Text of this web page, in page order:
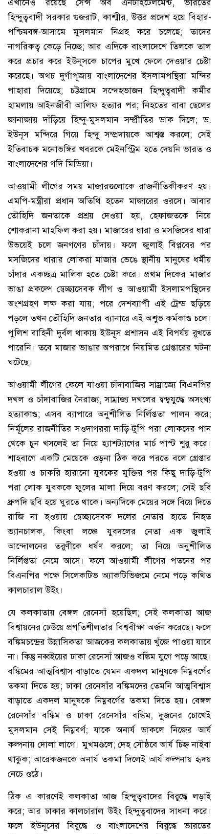
এখানেও রয়েছে সেন্স অব এনটাইটেলমেন্ট, ভারতের
হিন্দুত্ববাদী সরকার গুজরাট, কাশ্মীর, উত্তর প্রদেশ হয়ে বিহার-
পশ্চিমবঙ্গ-আসামে মুসলমান নিগ্রহ করে চলেছে; তাদের
নাগরিকত্ব কেড়ে নিচ্ছে; আর এদিকে বাংলাদেশে তিলকে তাল
করে প্রচার করে ইউনূসকে চাপের মুখে ফেলে দেওয়ার চেষ্টা
করেছে। অথচ দুর্গাপূজায় বাংলাদেশের ইসলামপন্থিরা মন্দির
পাহারা দিয়েছে; চট্টগ্রামে সন্দেহভাজন হিন্দুত্ববাদী কর্মীর
হামলায় আইনজীবী আলিফ হত্যার পর; নিহতের বাবা ছেলের
জানাজায় দাঁড়িয়ে হিন্দু-মুসলমান সম্প্রীতির ডাক দিলে; ড.
ইউনূস মন্দিরে গিয়ে হিন্দু সম্প্রদায়কে আশ্বস্ত করলে; সেই
ইতিবাচক মনোভঙ্গির খবরকে মেইনস্ট্রিম হতে দেয়নি ভারত ও
বাংলাদেশের গদি মিডিয়া।
আওয়ামী লীগের সময় মাজারগুলোকে রাজনীতিকীকরণ হয়।
এমপি-মন্ত্রীরা প্রধান অতিথি হতেন মাজারের ওরসে। আবার
তৌহিদি জনতাকে প্রশ্রয় দেওয়া হয়, হেফাজতকে নিয়ে
শোকরানা মাহফিল করা হয়। মাজারের ধারা ও মসজিদের ধারা
উভয়েই চলে জনগণের চাঁদায়। ফলে জুলাই বিপ্লবের পর
মসজিদের ধারার লোকরা মাজার ভেঙে স্থানীয় মানুষের ধর্মীয়
চাঁদার একচ্ছত্র মালিক হতে চেষ্টা করে। প্রথম দিকের মাজার
ভাঙা প্রকল্পে স্বেচ্ছাসেবক লীগ ও আওয়ামী ইসলামপন্থিদের
অংশগ্রহণ লক্ষ করা যায়; পরে দেশব্যাপী এই ট্রেন্ড ছড়িয়ে
পড়লে তখন তৌহিদি জনতার ব্যানারে এই অশুভ কর্মকাণ্ড চলে।
পুলিশ বাহিনী দুর্বল থাকায় ইউনূস প্রশাসন এই বিপর্যয় রুখতে
পারেনি। তবে মাজার ভাঙার অপরাধে নিয়মিত গ্রেপ্তারের ঘটনা
ঘটেছে।
আওয়ামী লীগের ফেলে যাওয়া চাঁদাবাজির সাম্রাজ্যে বিএনপির
দখল ও চাঁদাবাজির নৈরাজ্য, সাম্রাজ্য দখলের দ্বন্দ্বযুদ্ধে অসংখ্য
হত্যাকাণ্ড; এসব ব্যাপারে অনুশীলিত নির্লিপ্ততা পালন করে;
নির্মূলের রাজনীতির সওদাগররা দাড়ি-টুপি পরা লোকদের পান
থেকে চুন খসলেই তা নিয়ে হ্যাশট্যাগের মার্চ পাস্ট শুরু করে।
শাহবাগে একটি মেয়েকে ওড়না ঠিক করে পরতে বলে গ্রেপ্তার
হওয়া ও চাকরি হারানো যুবকের মুক্তির পর কিছু দাড়ি-টুপি
পরা লোক যুবককে ফুলের মালা দিয়ে বরণ করলে; সেই ছবি
ধ্রুপদি ছবি হয়ে ঘুরতে থাকে। অন্যদিকে মেয়ের সঙ্গে বিয়ে দিতে
রাজি না হওয়ায় স্বেচ্ছাসেবক দলের নেতার হাতে নিহত
ভ্যানচালক, কিংবা লঞ্চে যুবদলের নেতা এক জুলাই
আন্দোলনের তরুণীকে ধর্ষণ করলে; তা নিয়ে অনুশীলিত
নির্লিপ্ততা নেমে আসে। ফলে আওয়ামী লীগের পতনের পর
বিএনপির পক্ষে সিলেকটিভ অ্যাকটিভিজমে নেমে পড়ে কথিত
কালচারাল উইং।
যে কলকাতায় বেঙ্গল রেনেসাঁ হয়েছিল; সেই কলকাতা আজ
বিশ্বায়নের ঢেউয়ে প্রগতিশীলতার বিশ্ববীক্ষা অর্জন করেছে। ফলে
বঙ্কিমচন্দ্রের উন্নাসিকতা আজকের কলকাতায় খুঁজে পাওয়া যাবে
না। কিন্তু নব্বইয়ের ঢাকা রেনেসাঁ আজও বঙ্কিম যুগে পড়ে আছে।
বঙ্কিমের আত্মবিশ্বাস বাড়াতে যেমন একদল মানুষকে নিম্নবর্গের
তকমা দিতে হয়; ঢাকা রেনেসাঁর বঙ্কিমদের তেমনি আত্মবিশ্বাস
বাড়াতে একদল মানুষকে নিম্নবর্গের তকমা দিতে হয়। বেঙ্গল
রেনেসাঁর বঙ্কিম ও ঢাকা রেনেসাঁর বঙ্কিম, দুজনের চোখেই
মুসলমান সেই নিম্নবর্গ; যাকে অনার্য ডাকলে নিজের আর্য
কল্পনায় দোলা লাগে। মুখমণ্ডলে; দেহ সৌষ্ঠবে আর্য চিহ্ন নাইবা
থাকুক; আরেকজনকে অনার্য তকমা দিলেই আর্য কল্পনায় হৃদয়
নেচে ওঠে।
ঠিক এ কারণেই কলকাতা আজ হিন্দুত্ববাদের বিরুদ্ধে লড়াই
করে; আর ঢাকার কালচারাল উইং হিন্দুত্ববাদের সাধনা করে।
ফলে ইউনূসের বিরুদ্ধে ও বাংলাদেশের বিরুদ্ধে ভারতের